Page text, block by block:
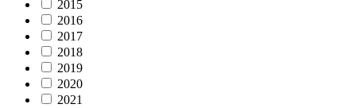
2015
2016
2017
2018
2019
2020
2021